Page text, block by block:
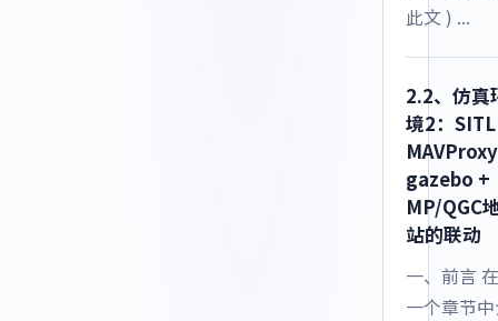
此文 ) ...
2.2、仿真
境2：
gazebo +
MP/QGC
站的联动
一、前言
一个章节